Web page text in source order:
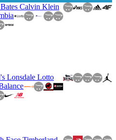
Bates Calvin Klein
Lonsdale Lotto